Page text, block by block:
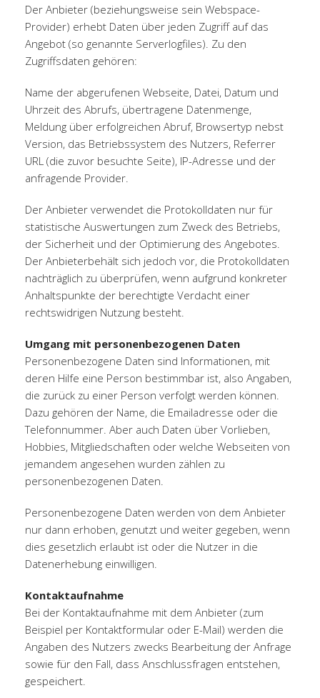
Der Anbieter (beziehungsweise sein Webspace-
Provider) erhebt Daten über jeden Zugriff auf das
Angebot (so genannte Serverlogfiles). Zu den
Zugriffsdaten gehören:
Name der abgerufenen Webseite, Datei, Datum und
Uhrzeit des Abrufs, übertragene Datenmenge,
Meldung über erfolgreichen Abruf, Browsertyp nebst
Version, das Betriebssystem des Nutzers, Referrer
URL (die zuvor besuchte Seite), IP-Adresse und der
anfragende Provider.
Der Anbieter verwendet die Protokolldaten nur für
statistische Auswertungen zum Zweck des Betriebs,
der Sicherheit und der Optimierung des Angebotes.
Der Anbieterbehält sich jedoch vor, die Protokolldaten
nachträglich zu überprüfen, wenn aufgrund konkreter
Anhaltspunkte der berechtigte Verdacht einer
rechtswidrigen Nutzung besteht.
Umgang mit personenbezogenen Daten
Personenbezogene Daten sind Informationen, mit
deren Hilfe eine Person bestimmbar ist, also Angaben,
die zurück zu einer Person verfolgt werden können.
Dazu gehören der Name, die Emailadresse oder die
Telefonnummer. Aber auch Daten über Vorlieben,
Hobbies, Mitgliedschaften oder welche Webseiten von
jemandem angesehen wurden zählen zu
personenbezogenen Daten.
Personenbezogene Daten werden von dem Anbieter
nur dann erhoben, genutzt und weiter gegeben, wenn
dies gesetzlich erlaubt ist oder die Nutzer in die
Datenerhebung einwilligen.
Kontaktaufnahme
Bei der Kontaktaufnahme mit dem Anbieter (zum
Beispiel per Kontaktformular oder E-Mail) werden die
Angaben des Nutzers zwecks Bearbeitung der Anfrage
sowie für den Fall, dass Anschlussfragen entstehen,
gespeichert.